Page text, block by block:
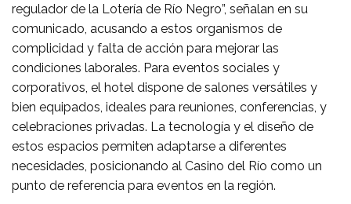
regulador de la Lotería de Río Negro”, señalan en su
comunicado, acusando a estos organismos de
complicidad y falta de acción para mejorar las
condiciones laborales. Para eventos sociales y
corporativos, el hotel dispone de salones versátiles y
bien equipados, ideales para reuniones, conferencias, y
celebraciones privadas. La tecnología y el diseño de
estos espacios permiten adaptarse a diferentes
necesidades, posicionando al Casino del Río como un
punto de referencia para eventos en la región.